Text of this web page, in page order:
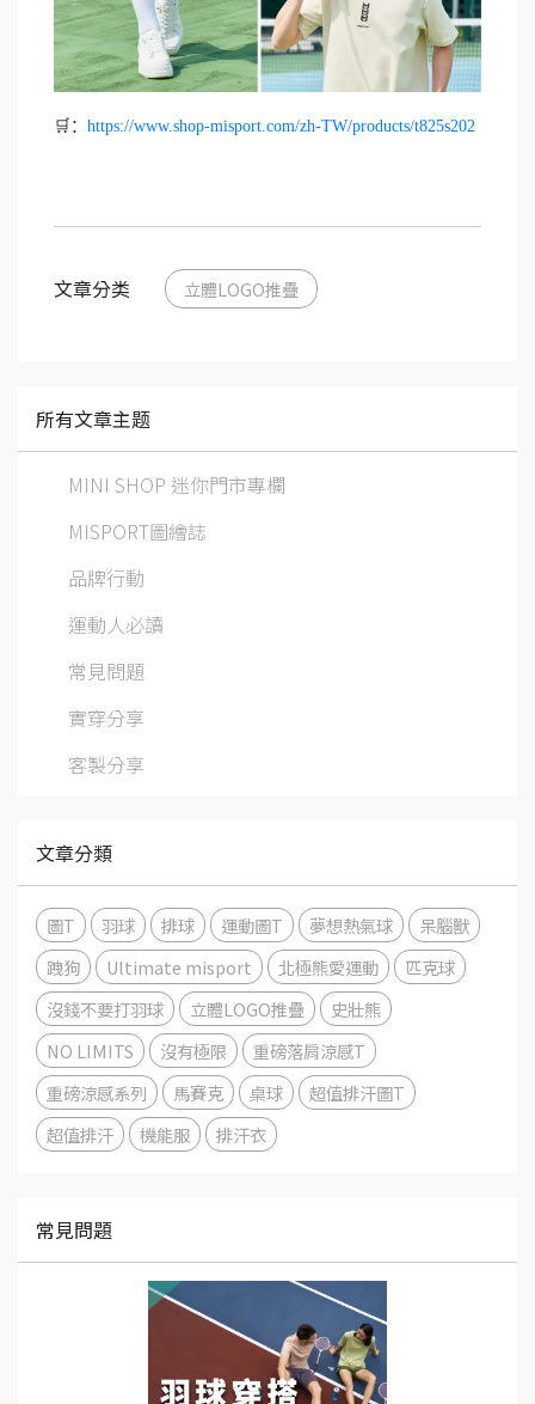
🛒： https://www.shop-misport.com/zh-TW/products/t825s202
文章分类 立體LOGO推疊
所有文章主题
MINI SHOP 迷你門市專欄
MISPORT圖繪誌
品牌行動
運動人必讀
常見問題
實穿分享
客製分享
文章分類
圖T 羽球 排球 運動圖T 夢想熱氣球
呆腦獸
跩狗
Ultimate misport 北極熊愛運動
匹克球
沒錢不要打羽球
立體LOGO推疊
史壯熊
NO LIMITS
沒有極限
重磅落肩涼感T
重磅涼感系列
馬賽克 桌球
超值排汗圖T
超值排汗
機能服 排汗衣
常見問題